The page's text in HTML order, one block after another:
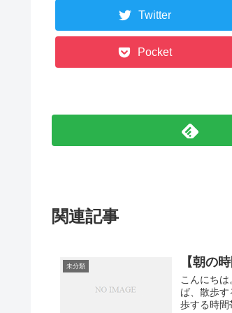
Twitter
Pocket
関連記事
未分類 【朝の
こんにち
ば、散歩
歩する時